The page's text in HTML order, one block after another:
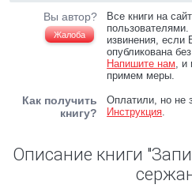
Вы автор?
Жалоба
Все книги на
извинения, если
опубликована
Напишите нам, и
примем меры.
Как получить
книгу?
Оплатили, но не
Инструкция.
Описание книги